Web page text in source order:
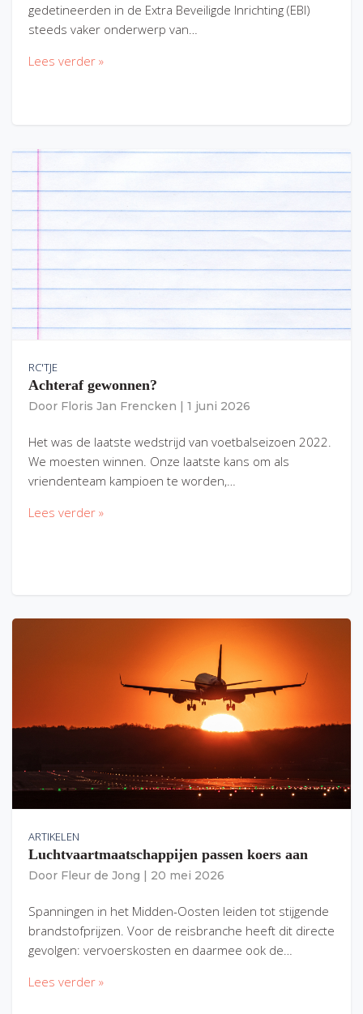
gedetineerden in de Extra Beveiligde Inrichting (EBI)
steeds vaker onderwerp van…
Lees verder »
RC'TJE
Achteraf gewonnen?
Door Floris Jan Frencken 1 juni 2026
Het was de laatste wedstrijd van voetbalseizoen 2022.
We moesten winnen. Onze laatste kans om als
vriendenteam kampioen te worden,…
Lees verder »
ARTIKELEN
Luchtvaartmaatschappijen passen koers aan
Door Fleur de Jong 20 mei 2026
Spanningen in het Midden-Oosten leiden tot stijgende
brandstofprijzen. Voor de reisbranche heeft dit directe
gevolgen: vervoerskosten en daarmee ook de…
Lees verder »